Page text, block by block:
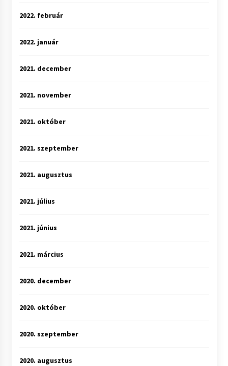
2022. február
2022. január
2021. december
2021. november
2021. október
2021. szeptember
2021. augusztus
2021. július
2021. június
2021. március
2020. december
2020. október
2020. szeptember
2020. augusztus